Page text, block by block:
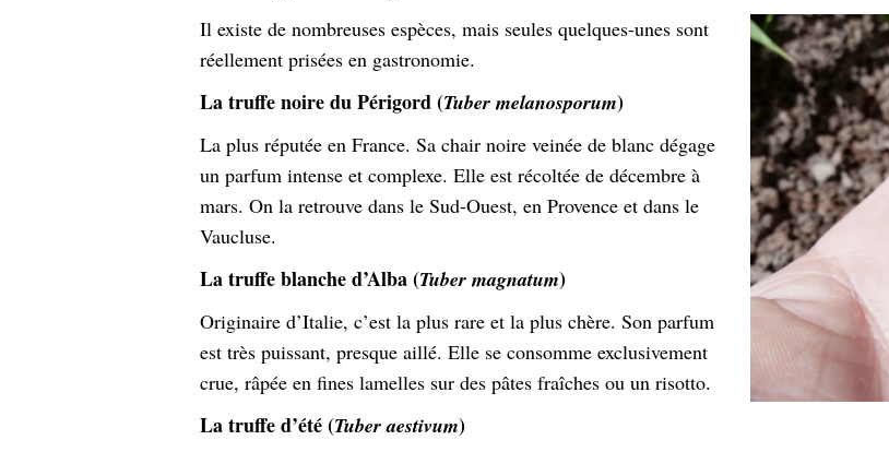
Il existe de nombreuses espèces, mais seules quelques-unes sont
réellement prisées en gastronomie.
La truffe noire du Périgord (Tuber melanosporum)
La plus réputée en France. Sa chair noire veinée de blanc dégage
un parfum intense et complexe. Elle est récoltée de décembre à
mars. On la retrouve dans le Sud-Ouest, en Provence et dans le
Vaucluse.
La truffe blanche d’Alba (Tuber magnatum)
Originaire d’Italie, c’est la plus rare et la plus chère. Son parfum
est très puissant, presque aillé. Elle se consomme exclusivement
crue, râpée en fines lamelles sur des pâtes fraîches ou un risotto.
La truffe d’été (Tuber aestivum)